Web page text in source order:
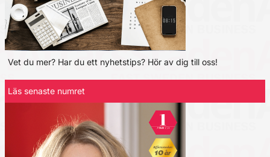
Vet du mer? Har du ett nyhetstips? Hör av dig till oss!
Läs senaste numret